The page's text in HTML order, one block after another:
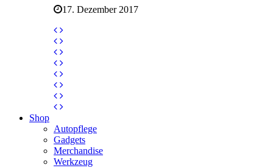
17. Dezember 2017
Shop
Autopflege
Gadgets
Merchandise
Werkzeug